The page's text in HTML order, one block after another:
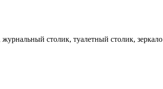
столик, туалетный столик, зеркало